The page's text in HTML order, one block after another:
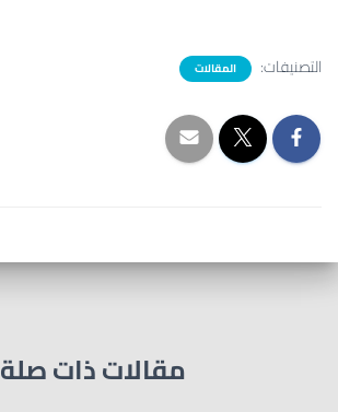
التصنيفات: المقالات
مقالات ذات صلة